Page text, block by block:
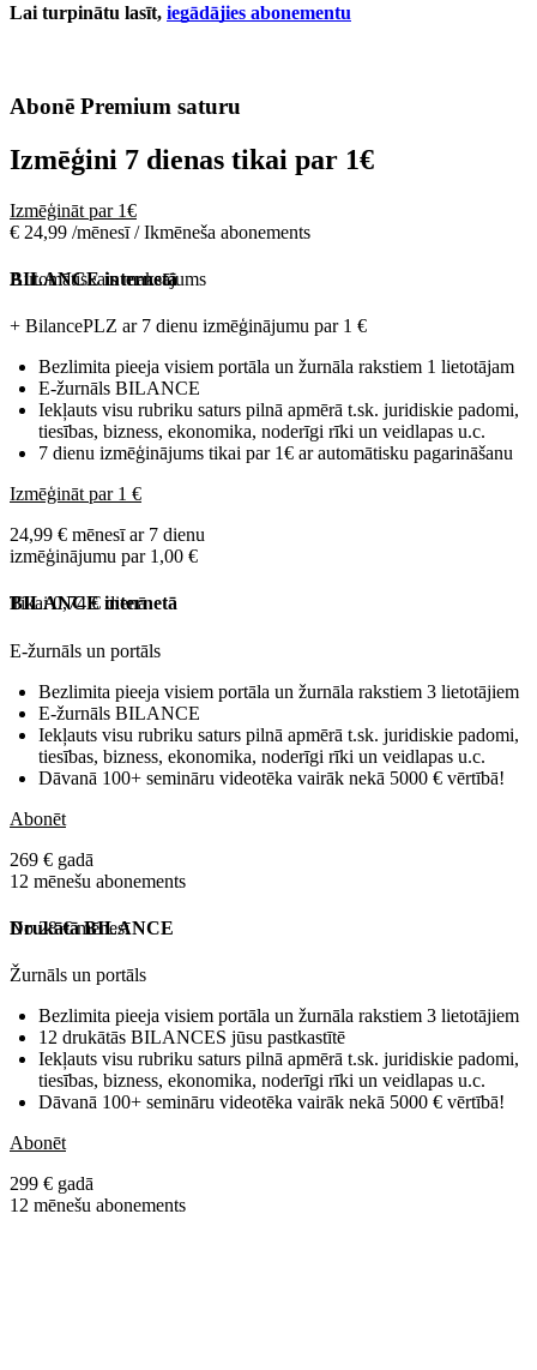
Lai turpinātu lasīt, iegādājies abonementu
Abonē Premium saturu
Izmēģini 7 dienas tikai par 1€
Izmēģināt par 1€
€ 24,99 /mēnesī / Ikmēneša abonements
Automātiskais maksājums
BILANCE internetā
+ BilancePLZ ar 7 dienu izmēģinājumu par 1 €
Bezlimita pieeja visiem portāla un žurnāla rakstiem 1 lietotājam
E-žurnāls BILANCE
Iekļauts visu rubriku saturs pilnā apmērā t.sk. juridiskie padomi,
tiesības, bizness, ekonomika, noderīgi rīki un veidlapas u.c.
7 dienu izmēģinājums tikai par 1€ ar automātisku pagarināšanu
Izmēģināt par 1 €
24,99 € mēnesī ar 7 dienu
izmēģinājumu par 1,00 €
Tikai 0,74 € dienā
BILANCE internetā
E-žurnāls un portāls
Bezlimita pieeja visiem portāla un žurnāla rakstiem 3 lietotājiem
E-žurnāls BILANCE
Iekļauts visu rubriku saturs pilnā apmērā t.sk. juridiskie padomi,
tiesības, bizness, ekonomika, noderīgi rīki un veidlapas u.c.
Dāvanā 100+ semināru videotēka vairāk nekā 5000 € vērtībā!
Abonēt
269 € gadā
12 mēnešu abonements
No 28 € mēnesī
Drukātā BILANCE
Žurnāls un portāls
Bezlimita pieeja visiem portāla un žurnāla rakstiem 3 lietotājiem
12 drukātās BILANCES jūsu pastkastītē
Iekļauts visu rubriku saturs pilnā apmērā t.sk. juridiskie padomi,
tiesības, bizness, ekonomika, noderīgi rīki un veidlapas u.c.
Dāvanā 100+ semināru videotēka vairāk nekā 5000 € vērtībā!
Abonēt
299 € gadā
12 mēnešu abonements